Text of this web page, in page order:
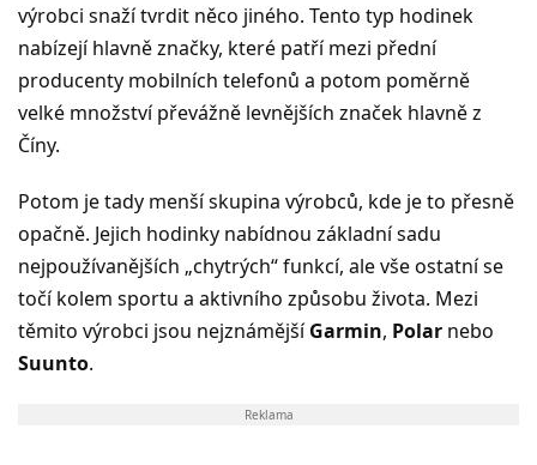
výrobci snaží tvrdit něco jiného. Tento typ hodinek
nabízejí hlavně značky, které patří mezi přední
producenty mobilních telefonů a potom poměrně
velké množství převážně levnějších značek hlavně z
Číny.
Potom je tady menší skupina výrobců, kde je to přesně
opačně. Jejich hodinky nabídnou základní sadu
nejpoužívanějších „chytrých“ funkcí, ale vše ostatní se
točí kolem sportu a aktivního způsobu života. Mezi
těmito výrobci jsou nejznámějšíGarmin, Polar nebo
Suunto.
Reklama